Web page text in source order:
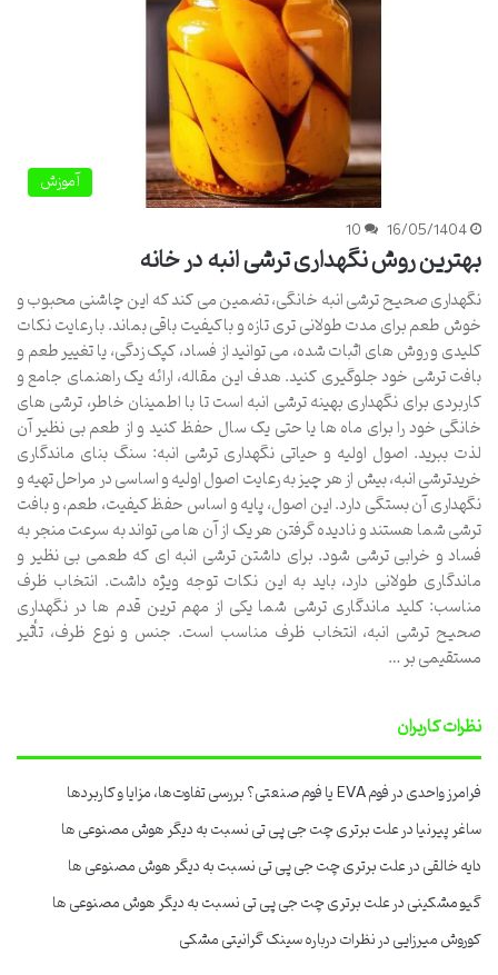
آموزش
16/05/1404
10
بهترین روش نگهداری ترشی انبه در خانه
نگهداری صحیح ترشی انبه خانگی، تضمین می کند که این چاشنی محبوب و
خوش طعم برای مدت طولانی تری تازه و باکیفیت باقی بماند. با رعایت نکات
کلیدی و روش های اثبات شده، می توانید از فساد، کپک زدگی، یا تغییر طعم و
بافت ترشی خود جلوگیری کنید. هدف این مقاله، ارائه یک راهنمای جامع و
کاربردی برای نگهداری بهینه ترشی انبه است تا با اطمینان خاطر، ترشی های
خانگی خود را برای ماه ها یا حتی یک سال حفظ کنید و از طعم بی نظیر آن
لذت ببرید. اصول اولیه و حیاتی نگهداری ترشی انبه: سنگ بنای ماندگاری
خریدترشی انبه، بیش از هر چیز به رعایت اصول اولیه و اساسی در مراحل تهیه و
نگهداری آن بستگی دارد. این اصول، پایه و اساس حفظ کیفیت، طعم، و بافت
ترشی شما هستند و نادیده گرفتن هر یک از آن ها می تواند به سرعت منجر به
فساد و خرابی ترشی شود. برای داشتن ترشی انبه ای که طعمی بی نظیر و
ماندگاری طولانی دارد، باید به این نکات توجه ویژه داشت. انتخاب ظرف
مناسب: کلید ماندگاری ترشی شما یکی از مهم ترین قدم ها در نگهداری
صحیح ترشی انبه، انتخاب ظرف مناسب است. جنس و نوع ظرف، تأثیر
مستقیمی بر …
نظرات کاربران
فرامرز واحدیدرفوم EVA یا فوم صنعتی؟ بررسی تفاوت‌ها، مزایا و کاربردها
ساغر پیرنیادرعلت برتری چت جی پی تی نسبت به دیگر هوش مصنوعی ها
دایه خالقیدرعلت برتری چت جی پی تی نسبت به دیگر هوش مصنوعی ها
گیو مشکینیدرعلت برتری چت جی پی تی نسبت به دیگر هوش مصنوعی ها
کوروش میرزاییدرنظرات درباره سینک گرانیتی مشکی